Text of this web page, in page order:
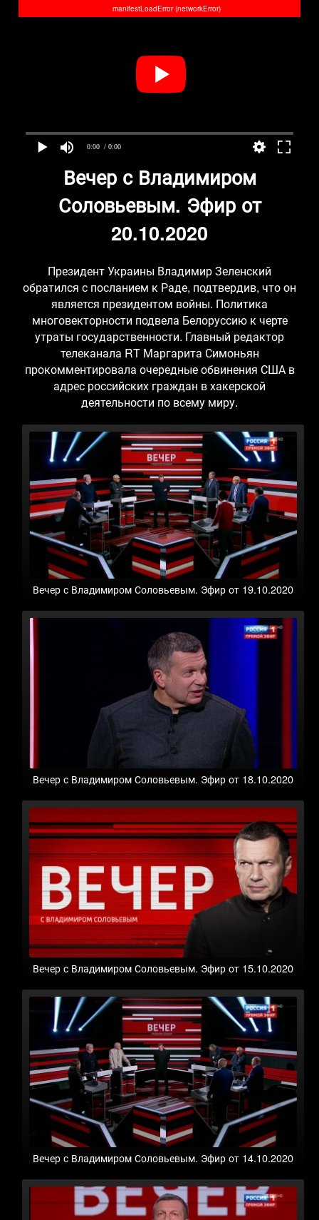
0:00 / 0:00
manifestLoadError (networkError)
Вечер с Владимиром
Соловьевым. Эфир от
20.10.2020
Президент Украины Владимир Зеленский
обратился с посланием к Раде, подтвердив, что он
является президентом войны. Политика
многовекторности подвела Белоруссию к черте
утраты государственности. Главный редактор
телеканала RT Маргарита Симоньян
прокомментировала очередные обвинения США в
адрес российских граждан в хакерской
деятельности по всему миру.
Вечер с Владимиром Соловьевым. Эфир от 19.10.2020
Вечер с Владимиром Соловьевым. Эфир от 18.10.2020
Вечер с Владимиром Соловьевым. Эфир от 15.10.2020
Вечер с Владимиром Соловьевым. Эфир от 14.10.2020